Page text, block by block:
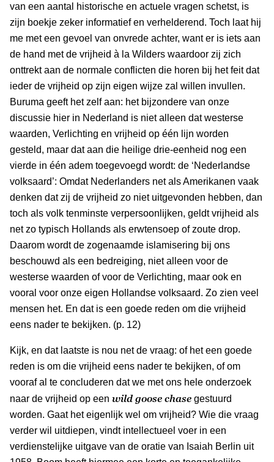
van een aantal historische en actuele vragen schetst, is
zijn boekje zeker informatief en verhelderend. Toch laat hij
me met een gevoel van onvrede achter, want er is iets aan
de hand met de vrijheid à la Wilders waardoor zij zich
onttrekt aan de normale conflicten die horen bij het feit dat
ieder de vrijheid op zijn eigen wijze zal willen invullen.
Buruma geeft het zelf aan: het bijzondere van onze
discussie hier in Nederland is niet alleen dat westerse
waarden, Verlichting en vrijheid op één lijn worden
gesteld, maar dat aan die heilige drie-eenheid nog een
vierde in één adem toegevoegd wordt: de ‘Nederlandse
volksaard’: Omdat Nederlanders net als Amerikanen vaak
denken dat zij de vrijheid zo niet uitgevonden hebben, dan
toch als volk tenminste verpersoonlijken, geldt vrijheid als
net zo typisch Hollands als erwtensoep of zoute drop.
Daarom wordt de zogenaamde islamisering bij ons
beschouwd als een bedreiging, niet alleen voor de
westerse waarden of voor de Verlichting, maar ook en
vooral voor onze eigen Hollandse volksaard. Zo zien veel
mensen het. En dat is een goede reden om die vrijheid
eens nader te bekijken. (p. 12)
Kijk, en dat laatste is nou net de vraag: of het een goede
reden is om die vrijheid eens nader te bekijken, of om
vooraf al te concluderen dat we met ons hele onderzoek
naar de vrijheid op een wild goose chase gestuurd
worden. Gaat het eigenlijk wel om vrijheid? Wie die vraag
verder wil uitdiepen, vindt intellectueel voer in een
verdienstelijke uitgave van de oratie van Isaiah Berlin uit